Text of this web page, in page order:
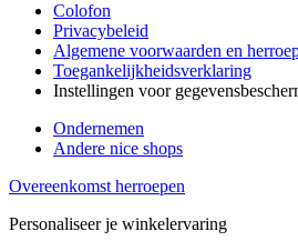
Colofon
Privacybeleid
Algemene voorwaarden en
Toegankelijkheidsverklaring
Instellingen voor
Ondernemen
Andere nice shops
Overeenkomst herroepen
Personaliseer je winkelervaring